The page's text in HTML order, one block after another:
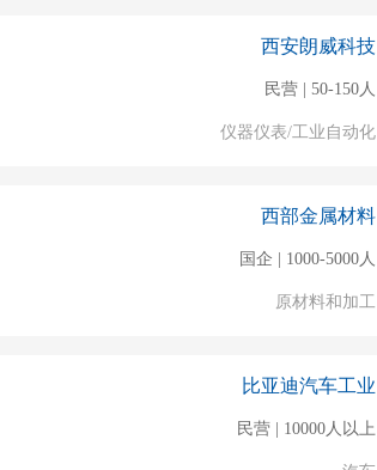
西安朗威科技
民营 | 50-150人
仪器仪表/工业自动化
西部金属材料
国企 | 1000-5000人
原材料和加工
比亚迪汽车工业
民营 | 10000人以上